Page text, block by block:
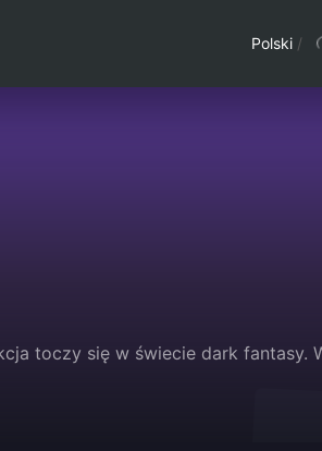
Polski /
toczy się w świecie dark fantasy.